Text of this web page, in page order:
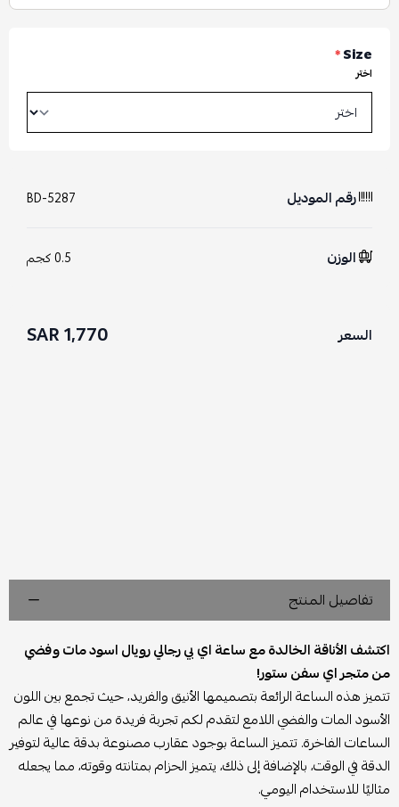
Size
*
اختر
رقم الموديل BD-5287
الوزن 0.5 كجم
السعر 1,770 SAR
تفاصيل المنتج
اكتشف الأناقة الخالدة مع ساعة اي بي رجالي رويال اسود مات وفضي
من متجر اي سفن ستور!
تتميز هذه الساعة الرائعة بتصميمها الأنيق والفريد، حيث تجمع بين اللون
الأسود المات والفضي اللامع لتقدم لكم تجربة فريدة من نوعها في عالم
الساعات الفاخرة. تتميز الساعة بوجود عقارب مصنوعة بدقة عالية لتوفير
الدقة في الوقت، بالإضافة إلى ذلك، يتميز الحزام بمتانته وقوته، مما يجعله
مثاليًا للاستخدام اليومي.